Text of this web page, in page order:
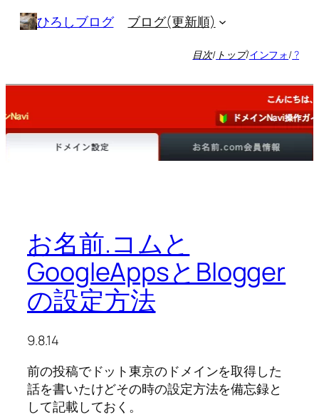
キ
プ
ひろしブログ ブログ(更新順)
目次/ トップ/インフォ/?
お名前.コムと
GoogleAppsとBlogger
の設定方法
9.8.14
前の投稿でドット東京のドメインを取得した
話を書いたけどその時の設定方法を備忘録と
して記載しておく。